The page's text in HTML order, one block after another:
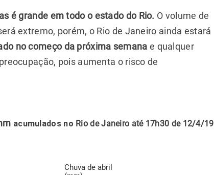
é grande em todo o estado do Rio. O volume de
extremo, porém, o Rio de Janeiro ainda estará
no começo da próxima semana e qualquer
pois aumenta o risco de
acumulados no Rio de Janeiro até 17h30 de 12/4/19
Chuva de abril